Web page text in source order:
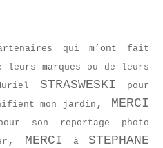
qui m’ont fait
leurs marques ou de leurs
STRASWESKI
pour
mon jardin , MERCI
son reportage photo
, MERCI àSTEPHANE